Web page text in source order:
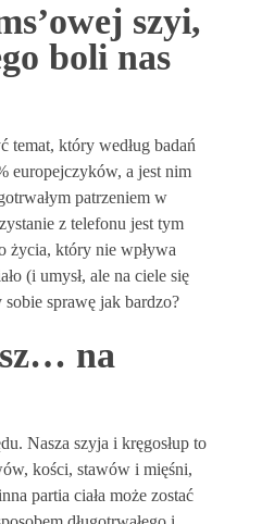
szyi,
boli nas
temat, który według badań
europejczyków, a jest nim
patrzeniem w
z telefonu jest tym
życia, który nie wpływa
(i umysł, ale na ciele się
sprawę jak bardzo?
na
Nasza szyja i kręgosłup to
kości, stawów i mięśni,
partia ciała może zostać